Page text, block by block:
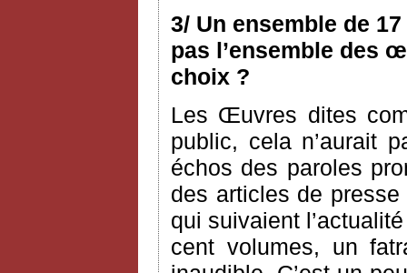
3/ Un ensemble de
pas l’ensemble des
choix ?
Les Œuvres dites
public, cela n’aurait
échos des paroles
des articles de
qui suivaient
cent volumes, un